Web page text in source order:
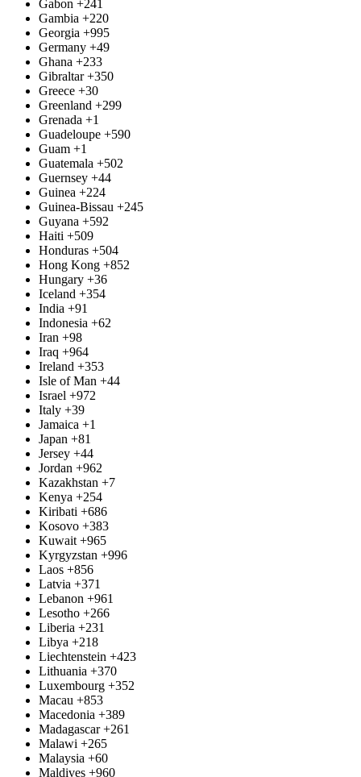
Gabon +241
Gambia +220
Georgia +995
Germany +49
Ghana +233
Gibraltar +350
Greece +30
Greenland +299
Grenada +1
Guadeloupe +590
Guam +1
Guatemala +502
Guernsey +44
Guinea +224
Guinea-Bissau +245
Guyana +592
Haiti +509
Honduras +504
Hong Kong +852
Hungary +36
Iceland +354
India +91
Indonesia +62
Iran +98
Iraq +964
Ireland +353
Isle of Man +44
Israel +972
Italy +39
Jamaica +1
Japan +81
Jersey +44
Jordan +962
Kazakhstan +7
Kenya +254
Kiribati +686
Kosovo +383
Kuwait +965
Kyrgyzstan +996
Laos +856
Latvia +371
Lebanon +961
Lesotho +266
Liberia +231
Libya +218
Liechtenstein +423
Lithuania +370
Luxembourg +352
Macau +853
Macedonia +389
Madagascar +261
Malawi +265
Malaysia +60
Maldives +960